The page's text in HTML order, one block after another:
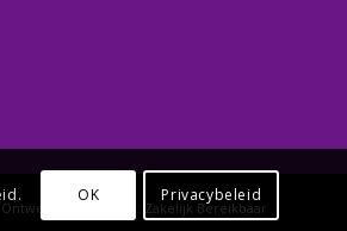
Ontwerp & Realisatie: Zakelijk Bereikbaar
OK Privacybeleid